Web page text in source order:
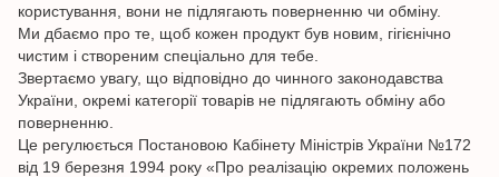
користування, вони не підлягають поверненню чи обміну.
Ми дбаємо про те, щоб кожен продукт був новим, гігієнічно
чистим і створеним спеціально для тебе.
Звертаємо увагу, що відповідно до чинного законодавства
України, окремі категорії товарів не підлягають обміну або
поверненню.
Це регулюється Постановою Кабінету Міністрів України №172
від 19 березня 1994 року «Про реалізацію окремих положень